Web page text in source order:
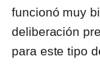
funcionó muy
deliberación
para este tipo